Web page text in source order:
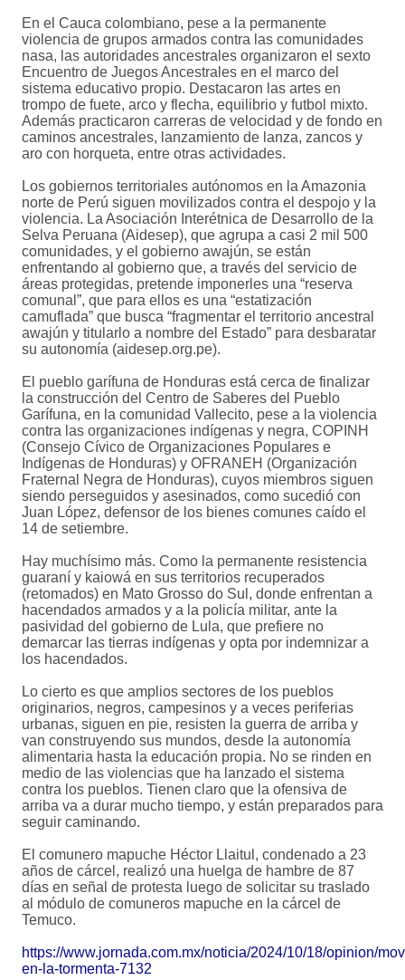
En el Cauca colombiano, pese a la permanente
violencia de grupos armados contra las comunidades
nasa, las autoridades ancestrales organizaron el sexto
Encuentro de Juegos Ancestrales en el marco del
sistema educativo propio. Destacaron las artes en
trompo de fuete, arco y flecha, equilibrio y futbol mixto.
Además practicaron carreras de velocidad y de fondo en
caminos ancestrales, lanzamiento de lanza, zancos y
aro con horqueta, entre otras actividades.
Los gobiernos territoriales autónomos en la Amazonia
norte de Perú siguen movilizados contra el despojo y la
violencia. La Asociación Interétnica de Desarrollo de la
Selva Peruana (Aidesep), que agrupa a casi 2 mil 500
comunidades, y el gobierno awajún, se están
enfrentando al gobierno que, a través del servicio de
áreas protegidas, pretende imponerles una “reserva
comunal”, que para ellos es una “estatización
camuflada” que busca “fragmentar el territorio ancestral
awajún y titularlo a nombre del Estado” para desbaratar
su autonomía (aidesep.org.pe).
El pueblo garífuna de Honduras está cerca de finalizar
la construcción del Centro de Saberes del Pueblo
Garífuna, en la comunidad Vallecito, pese a la violencia
contra las organizaciones indígenas y negra, COPINH
(Consejo Cívico de Organizaciones Populares e
Indígenas de Honduras) y OFRANEH (Organización
Fraternal Negra de Honduras), cuyos miembros siguen
siendo perseguidos y asesinados, como sucedió con
Juan López, defensor de los bienes comunes caído el
14 de setiembre.
Hay muchísimo más. Como la permanente resistencia
guaraní y kaiowá en sus territorios recuperados
(retomados) en Mato Grosso do Sul, donde enfrentan a
hacendados armados y a la policía militar, ante la
pasividad del gobierno de Lula, que prefiere no
demarcar las tierras indígenas y opta por indemnizar a
los hacendados.
Lo cierto es que amplios sectores de los pueblos
originarios, negros, campesinos y a veces periferias
urbanas, siguen en pie, resisten la guerra de arriba y
van construyendo sus mundos, desde la autonomía
alimentaria hasta la educación propia. No se rinden en
medio de las violencias que ha lanzado el sistema
contra los pueblos. Tienen claro que la ofensiva de
arriba va a durar mucho tiempo, y están preparados para
seguir caminando.
El comunero mapuche Héctor Llaitul, condenado a 23
años de cárcel, realizó una huelga de hambre de 87
días en señal de protesta luego de solicitar su traslado
al módulo de comuneros mapuche en la cárcel de
Temuco.
https://www.jornada.com.mx/noticia/2024/10/18/opinion/
en-la-tormenta-7132